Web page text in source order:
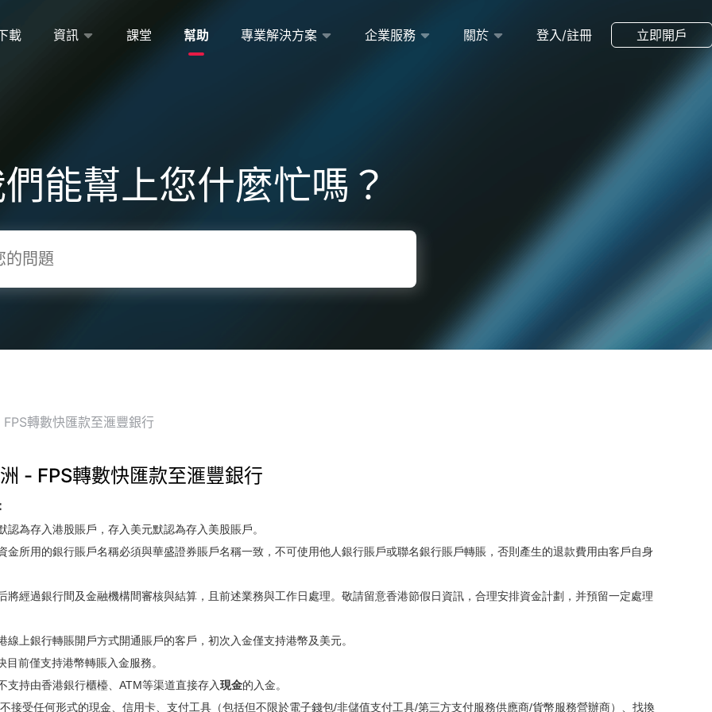
載 資訊 課堂 幫助 專業解決方案 企業服務 關於 登入/註冊 立即開戶
能幫上您什麼忙嗎？
轉數快匯款至滙豐銀行
- FPS轉數快匯款至滙豐銀行
認為存入港股賬戶，存入美元默認為存入美股賬戶。
金所用的銀行賬戶名稱必須與華盛證券賬戶名稱一致，不可使用他人銀行賬戶或聯名銀行賬戶轉賬，否則產生的退款費用由客戶自身
將經過銀行間及金融機構間審核與結算，且前述業務與工作日處理。敬請留意香港節假日資訊，合理安排資金計劃，并預留一定處理
線上銀行轉賬開戶方式開通賬戶的客戶，初次入金僅支持港幣及美元。
目前僅支持港幣轉賬入金服務。
支持由香港銀行櫃檯、ATM等渠道直接存入現金的入金。
接受任何形式的現金、信用卡、支付工具（包括但不限於電子錢包/非儲值支付工具/第三方支付服務供應商/貨幣服務營辦商）、找換